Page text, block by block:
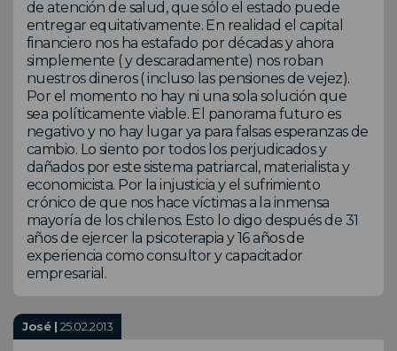
de atención de salud, que sólo el estado puede
entregar equitativamente. En realidad el capital
financiero nos ha estafado por décadas y ahora
simplemente ( y descaradamente) nos roban
nuestros dineros ( incluso las pensiones de vejez).
Por el momento no hay ni una sola solución que
sea políticamente viable. El panorama futuro es
negativo y no hay lugar ya para falsas esperanzas de
cambio. Lo siento por todos los perjudicados y
dañados por este sistema patriarcal, materialista y
economicista. Por la injusticia y el sufrimiento
crónico de que nos hace víctimas a la inmensa
mayoría de los chilenos. Esto lo digo después de 31
años de ejercer la psicoterapia y 16 años de
experiencia como consultor y capacitador
empresarial.
José | 25.02.2013